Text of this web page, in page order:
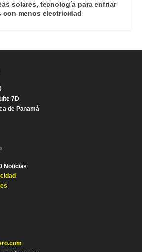
solares, tecnología para enfriar
con menos electricidad
7D
de Panamá
Noticias
d